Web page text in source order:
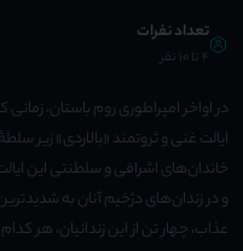
تعداد نفرات
4 تا 10 نفر
در اواخر امپراطوری روم باستان،
ایالت غنی و ثروتمند «بالاردی» زیر
خاندان‌های اشرافی و سلطنتی این
و در زندان‌های دژخیم آنان به
عذاب، چهار ‌تن از این زندانیان، هر